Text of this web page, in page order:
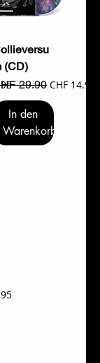
(CD)
29.90 Sale-Preis
CHF 14.95
In den
Warenkorb